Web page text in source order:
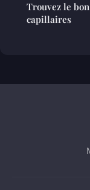
Trouvez le
capillaires